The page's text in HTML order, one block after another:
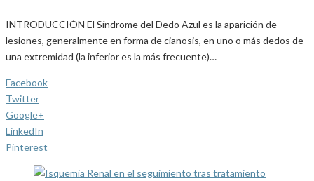
INTRODUCCIÓN El Síndrome del Dedo Azul es la aparición de
lesiones, generalmente en forma de cianosis, en uno o más dedos de
una extremidad (la inferior es la más frecuente)…
Facebook
Twitter
Google+
LinkedIn
Pinterest